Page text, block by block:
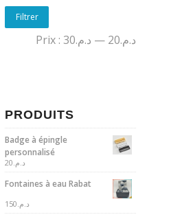
Filtrer
Prix : د.م.20 — د.م.30
PRODUITS
Badge à épingle
personnalisé
د.م. 20
Fontaines à eau Rabat
د.م. 150